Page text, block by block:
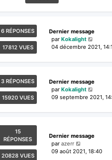
6 RÉPONSES
17812 VUES
Dernier message
par Kokalight
04 décembre 2021,
3 RÉPONSES
15920 VUES
Dernier message
par Kokalight
09 septembre 2021,
15
RÉPONSES
20828 VUES
Dernier message
par azerr
09 août 2021, 18:40